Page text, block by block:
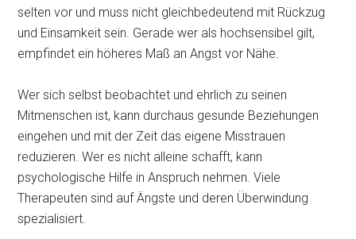
selten vor und muss nicht gleichbedeutend mit Rückzug
und Einsamkeit sein. Gerade wer als hochsensibel gilt,
empfindet ein höheres Maß an Angst vor Nähe.
Wer sich selbst beobachtet und ehrlich zu seinen
Mitmenschen ist, kann durchaus gesunde Beziehungen
eingehen und mit der Zeit das eigene Misstrauen
reduzieren. Wer es nicht alleine schafft, kann
psychologische Hilfe in Anspruch nehmen. Viele
Therapeuten sind auf Ängste und deren Überwindung
spezialisiert.